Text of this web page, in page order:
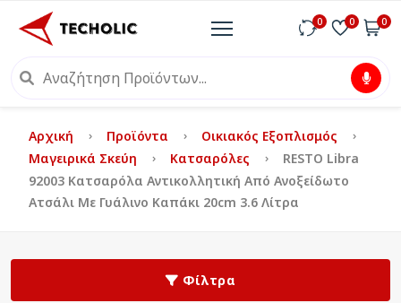
0 0 0
Αρχική Προϊόντα
Οικιακός Εξοπλισμός
Μαγειρικά Σκεύη
Κατσαρόλες
RESTO Libra
92003 Kατσαρόλα Αντικολλητική Από Ανοξείδωτο
Ατσάλι Με Γυάλινο Καπάκι 20cm 3.6 Λίτρα
Φίλτρα